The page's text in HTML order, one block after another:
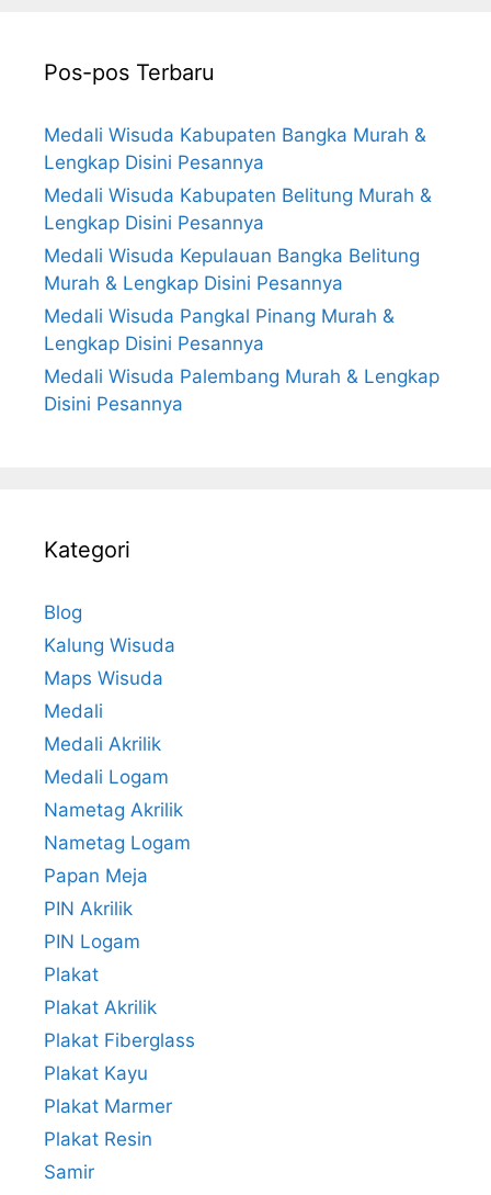
Pos-pos Terbaru
Medali Wisuda Kabupaten Bangka Murah &
Lengkap Disini Pesannya
Medali Wisuda Kabupaten Belitung Murah &
Lengkap Disini Pesannya
Medali Wisuda Kepulauan Bangka Belitung
Murah & Lengkap Disini Pesannya
Medali Wisuda Pangkal Pinang Murah &
Lengkap Disini Pesannya
Medali Wisuda Palembang Murah & Lengkap
Disini Pesannya
Kategori
Blog
Kalung Wisuda
Maps Wisuda
Medali
Medali Akrilik
Medali Logam
Nametag Akrilik
Nametag Logam
Papan Meja
PIN Akrilik
PIN Logam
Plakat
Plakat Akrilik
Plakat Fiberglass
Plakat Kayu
Plakat Marmer
Plakat Resin
Samir